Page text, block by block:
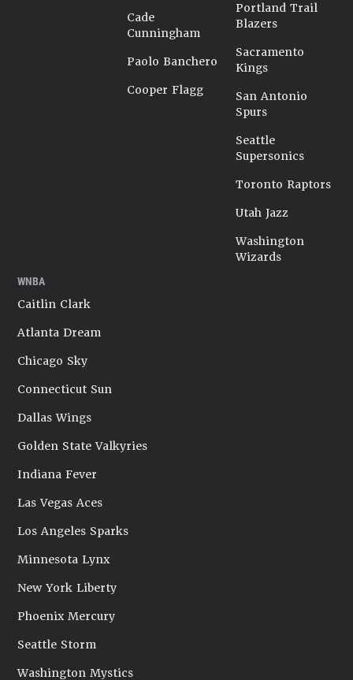
Cade
Cunningham
Paolo Banchero
Cooper Flagg
Portland Trail
Blazers
Sacramento
Kings
San Antonio
Spurs
Seattle
Supersonics
Toronto Raptors
Utah Jazz
Washington
Wizards
WNBA
Caitlin Clark
Atlanta Dream
Chicago Sky
Connecticut Sun
Dallas Wings
Golden State Valkyries
Indiana Fever
Las Vegas Aces
Los Angeles Sparks
Minnesota Lynx
New York Liberty
Phoenix Mercury
Seattle Storm
Washington Mystics